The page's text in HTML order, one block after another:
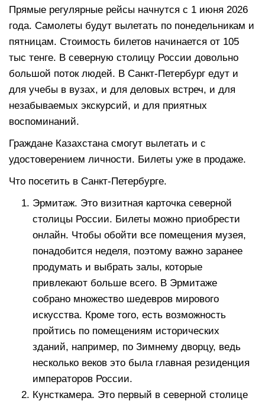
Прямые регулярные рейсы начнутся с 1 июня 2026
года. Самолеты будут вылетать по понедельникам и
пятницам. Стоимость билетов начинается от 105
тыс тенге. В северную столицу России довольно
большой поток людей. В Санкт-Петербург едут и
для учебы в вузах, и для деловых встреч, и для
незабываемых экскурсий, и для приятных
воспоминаний.
Граждане Казахстана смогут вылетать и с
удостоверением личности. Билеты уже в продаже.
Что посетить в Санкт-Петербурге.
Эрмитаж. Это визитная карточка северной
столицы России. Билеты можно приобрести
онлайн. Чтобы обойти все помещения музея,
понадобится неделя, поэтому важно заранее
продумать и выбрать залы, которые
привлекают больше всего. В Эрмитаже
собрано множество шедевров мирового
искусства. Кроме того, есть возможность
пройтись по помещениям исторических
зданий, например, по Зимнему дворцу, ведь
несколько веков это была главная резиденция
императоров России.
Кунсткамера. Это первый в северной столице